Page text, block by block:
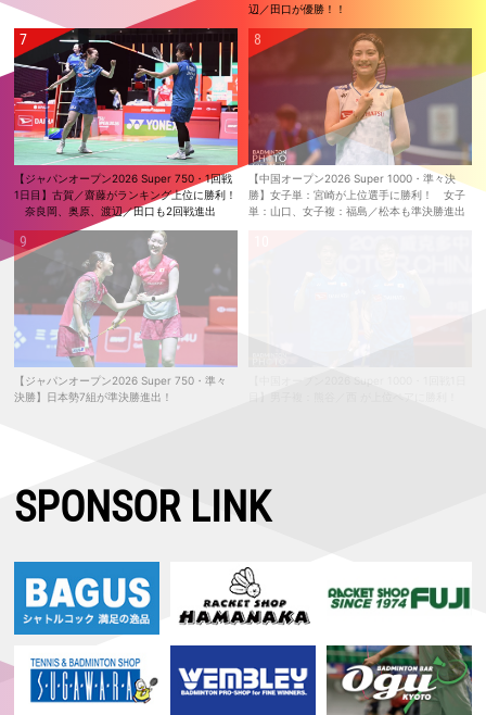
辺／田口が優勝！！
【ジャパンオープン2026 Super 750・1回戦
1日目】古賀／齋藤がランキング上位に勝利！
奈良岡、奥原、渡辺／田口も2回戦進出
【中国オープン2026 Super 1000・準々決
勝】女子単：宮崎が上位選手に勝利！ 女子
単：山口、女子複：福島／松本も準決勝進出
【ジャパンオープン2026 Super 750・準々
決勝】日本勢7組が準決勝進出！
SPONSOR LINK